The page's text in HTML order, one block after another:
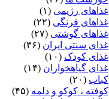
غذاهای رژیمی (۱)
غذاهای فرنگی (۲۲)
غذاهای گوشتی (۲۷)
غذای سنتی ایران (۳۶)
غذای کودک (۱۰)
غذای گیاهخواران (۱۴)
کباب (۲۰)
کوفته ، کوکو و دلمه (۴۵)